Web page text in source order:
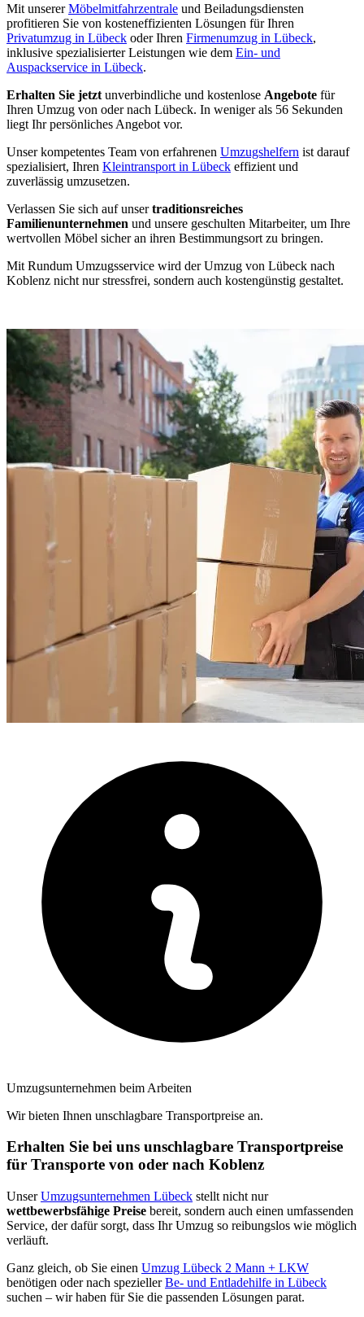
Mit unsererMöbelmitfahrzentrale und Beiladungsdiensten
profitieren Sie von kosteneffizienten Lösungen für Ihren
Privatumzug in Lübeck oder Ihren Firmenumzug in Lübeck,
inklusive spezialisierter Leistungen wie dem Ein- und
Auspackservice in Lübeck.
Erhalten Sie jetzt unverbindliche und kostenlose Angebote für
Ihren Umzug von oder nach Lübeck. In weniger als 56 Sekunden
liegt Ihr persönliches Angebot vor.
Unser kompetentes Team von erfahrenen Umzugshelfern ist darauf
spezialisiert, Ihren Kleintransport in Lübeck effizient und
zuverlässig umzusetzen.
Verlassen Sie sich auf unsertraditionsreiches
Familienunternehmen und unsere geschulten Mitarbeiter, um Ihre
wertvollen Möbel sicher an ihren Bestimmungsort zu bringen.
Mit Rundum Umzugsservice wird der Umzug von Lübeck nach
Koblenz nicht nur stressfrei, sondern auch kostengünstig gestaltet.
Umzugsunternehmen beim Arbeiten
Wir bieten Ihnen unschlagbare Transportpreise an.
Erhalten Sie bei uns unschlagbare Transportpreise
für Transporte von oder nach Koblenz
UnserUmzugsunternehmen Lübeck stellt nicht nur
wettbewerbsfähige Preise bereit, sondern auch einen umfassenden
Service, der dafür sorgt, dass Ihr Umzug so reibungslos wie möglich
verläuft.
Ganz gleich, ob Sie einen Umzug Lübeck 2 Mann + LKW
benötigen oder nach speziellerBe- und Entladehilfe in Lübeck
suchen – wir haben für Sie die passenden Lösungen parat.